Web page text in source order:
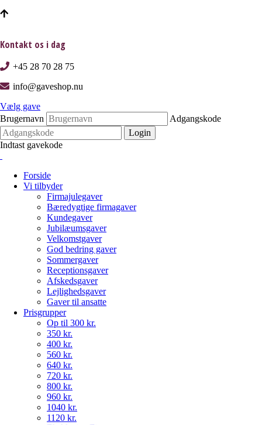
Kontakt os i dag
+45 28 70 28 75
info@gaveshop.nu
Vælg gave
Brugernavn
Adgangskode
Login
Indtast gavekode
Forside
Vi tilbyder
Firmajulegaver
Bæredygtige firmagaver
Kundegaver
Jubilæumsgaver
Velkomstgaver
God bedring gaver
Sommergaver
Receptionsgaver
Afskedsgaver
Lejlighedsgaver
Gaver til ansatte
Prisgrupper
Op til 300 kr.
350 kr.
400 kr.
560 kr.
640 kr.
720 kr.
800 kr.
960 kr.
1040 kr.
1120 kr.